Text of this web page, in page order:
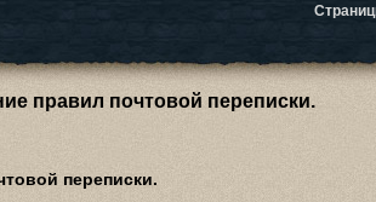
правил почтовой переписки.
переписки.